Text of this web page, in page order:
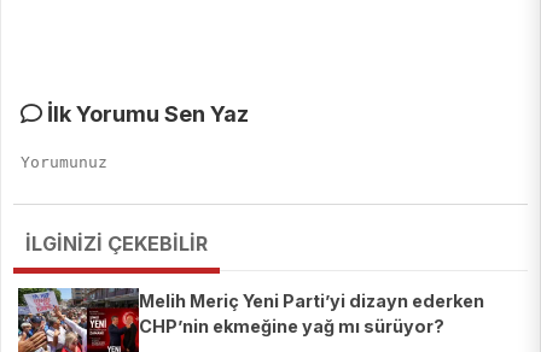
İlk Yorumu Sen Yaz
İLGİNİZİ ÇEKEBİLİR
Melih Meriç Yeni Parti’yi dizayn ederken
CHP’nin ekmeğine yağ mı sürüyor?